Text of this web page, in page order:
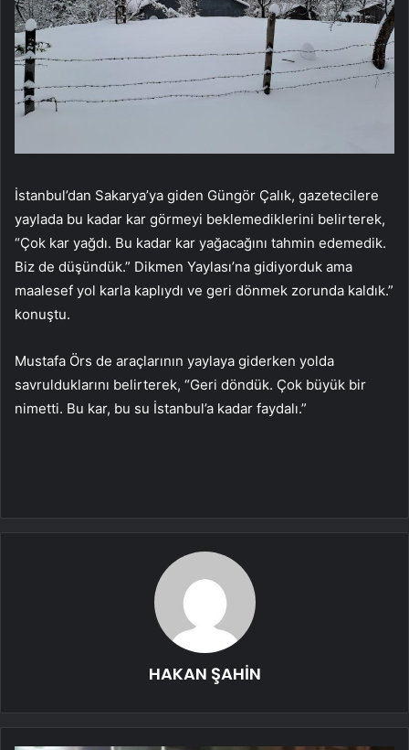
İstanbul’dan Sakarya’ya giden Güngör Çalık, gazetecilere
yaylada bu kadar kar görmeyi beklemediklerini belirterek,
“Çok kar yağdı. Bu kadar kar yağacağını tahmin edemedik.
Biz de düşündük.” Dikmen Yaylası’na gidiyorduk ama
maalesef yol karla kaplıydı ve geri dönmek zorunda kaldık.”
konuştu.
Mustafa Örs de araçlarının yaylaya giderken yolda
savrulduklarını belirterek, “Geri döndük. Çok büyük bir
nimetti. Bu kar, bu su İstanbul’a kadar faydalı.”​​​​​​​
HAKAN ŞAHİN